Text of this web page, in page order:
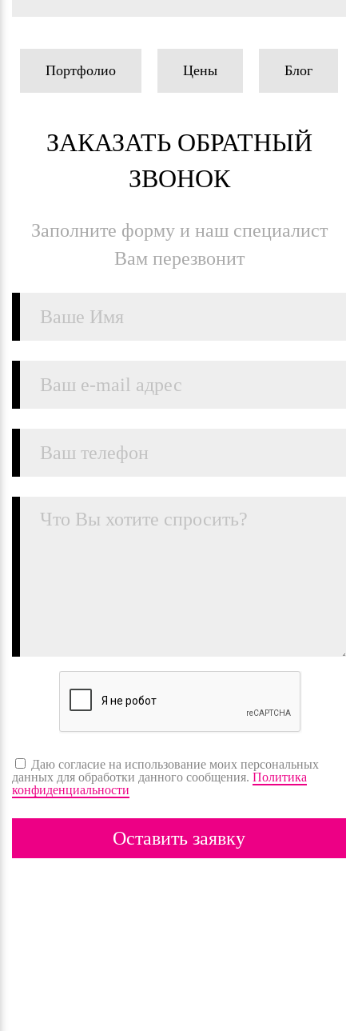
Портфолио Цены Блог
ЗАКАЗАТЬ ОБРАТНЫЙ
ЗВОНОК
Заполните форму и наш специалист
Вам перезвонит
Даю согласие на использование моих персональных
данных для обработки данного сообщения. Политика
конфиденциальности
Оставить заявку